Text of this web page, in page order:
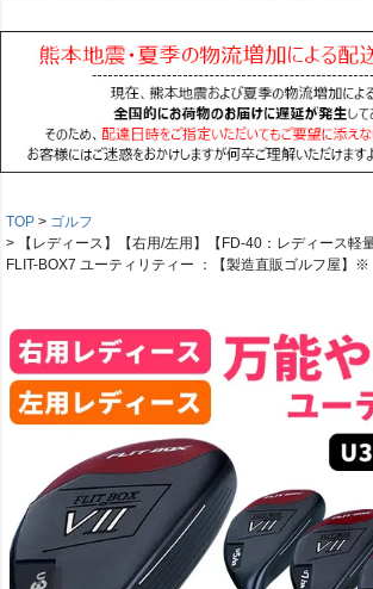
TOP
ゴルフ
【レディース】【右用/左用】【FD-40：レディース軽
FLIT-BOX7 ユーティリティー ：【製造直販ゴルフ屋】※